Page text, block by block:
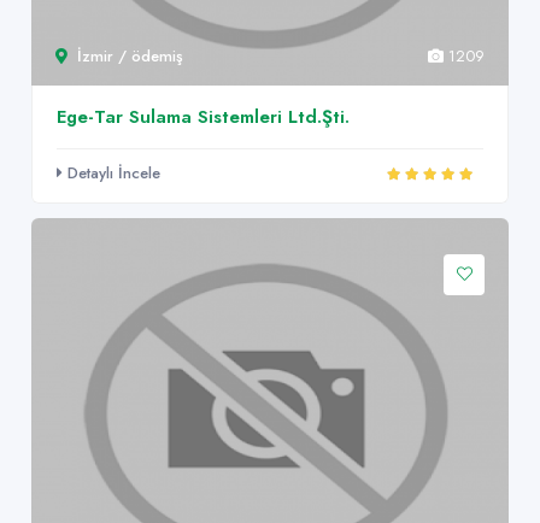
İzmir / ödemiş 1209
Ege-Tar Sulama Sistemleri Ltd.Şti.
Detaylı İncele